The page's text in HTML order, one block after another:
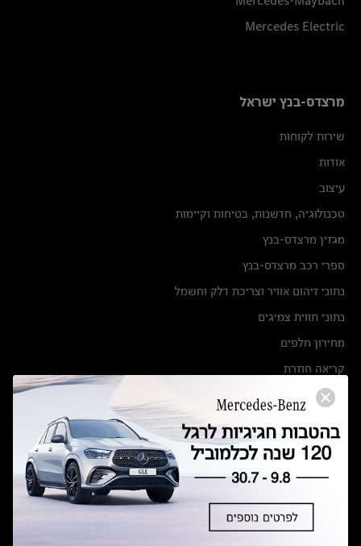
Mercedes Electric
מרצדס-בנץ ישראל
שירות לקוחות
אודות
עיצוב
טכנולוגיה, חדשנות, בטיחות וקיימות
מגזין מרצדס-בנץ
ספרי רכב מרצדס-בנץ
נתוני זיהום אוויר וצריכת דלק וחשמל
נתוני תווית צמיגים
מחירון חלפים
קריאה חוזרת
הודעה על הטבות לרכבי מרצדס בהסדר פשרה בתצ 56447-02-19
תקנון ימי מכירות 120 לכלמוביל
מצאו אותנו